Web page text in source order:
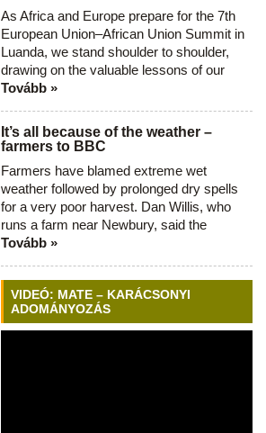
As Africa and Europe prepare for the 7th
European Union–African Union Summit in
Luanda, we stand shoulder to shoulder,
drawing on the valuable lessons of our
Tovább »
It’s all because of the weather –
farmers to BBC
Farmers have blamed extreme wet
weather followed by prolonged dry spells
for a very poor harvest. Dan Willis, who
runs a farm near Newbury, said the
Tovább »
VIDEÓ: MATE – KARÁCSONYI
ADOMÁNYOZÁS